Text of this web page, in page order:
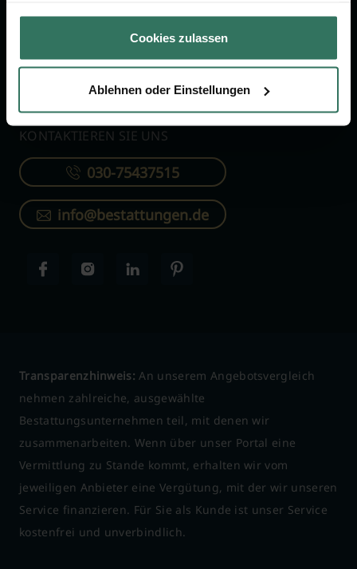
gesammelt haben.
Cookies zulassen
Ablehnen oder Einstellungen
Für Bestatter
KONTAKTIEREN SIE UNS
030-75437515
info@bestattungen.de
Transparenzhinweis: An unserem Angebotsvergleich
nehmen zahlreiche, ausgewählte
Bestattungsunternehmen teil, mit denen wir
zusammenarbeiten. Wenn über unser Portal eine
Vermittlung zu Stande kommt, erhalten wir vom
jeweiligen Anbieter eine Vergütung, mit der wir unseren
Service finanzieren. Für Sie als Kunde ist unser Service
kostenfrei und unverbindlich.